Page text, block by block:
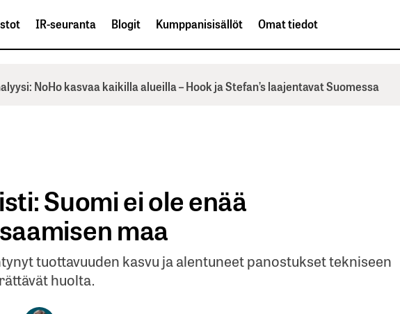
IR-seuranta Blogit Kumppanisisällöt Omat tiedot
NoHo kasvaa kaikilla alueilla – Hook ja Stefan’s laajentavat Suomessa
Suomi ei ole enää
maa
tuottavuuden kasvu ja alentuneet panostukset tekniseen
huolta.